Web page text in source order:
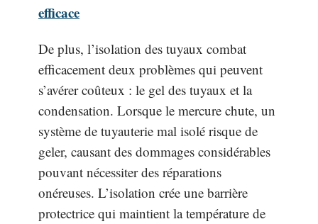
efficace
De plus, l’isolation des tuyaux combat
efficacement deux problèmes qui peuvent
s’avérer coûteux : le gel des tuyaux et la
condensation. Lorsque le mercure chute, un
système de tuyauterie mal isolé risque de
geler, causant des dommages considérables
pouvant nécessiter des réparations
onéreuses. L’isolation crée une barrière
protectrice qui maintient la température de